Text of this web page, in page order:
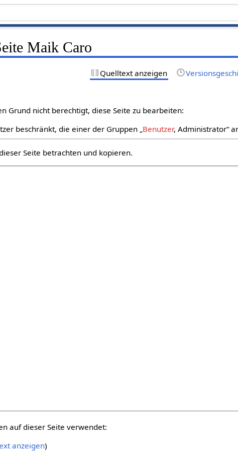
Maik Caro
Quelltext anzeigen
Grund nicht berechtigt, diese Seite zu bearbeiten:
beschränkt, die einer der Gruppen „Benutzer, Administrator“
Seite betrachten und kopieren.
auf dieser Seite verwendet:
anzeigen)